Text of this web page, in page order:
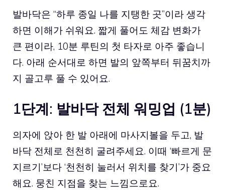
발바닥은 “하루 종일 나를 지탱한 곳”이라 생각
하면 이해가 쉬워요. 짧게 풀어도 체감 변화가
큰 편이라, 10분 루틴의 첫 타자로 아주 좋습니
다. 아래 순서대로 하면 발의 앞쪽부터 뒤꿈치까
지 골고루 풀 수 있어요.
1단계: 발바닥 전체 워밍업 (1분)
의자에 앉아 한 발 아래에 마사지볼을 두고, 발
바닥 전체로 천천히 굴려주세요. 이때 ‘빠르게 문
지르기’보다 ‘천천히 눌러서 위치를 찾기’가 중요
해요. 뭉친 지점을 찾는 느낌으로요.